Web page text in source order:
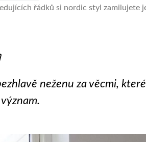
řádků si nordic styl zamilujete
neženu za věcmi,